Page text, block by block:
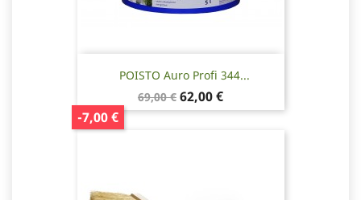
POISTO Auro Profi 344...
Normaalihinta
69,00 €
-7,00 €
Hinta
62,00 €